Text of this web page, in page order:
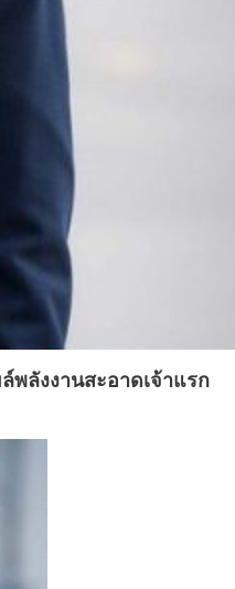
พลังงานสะอาดเจ้าแรก